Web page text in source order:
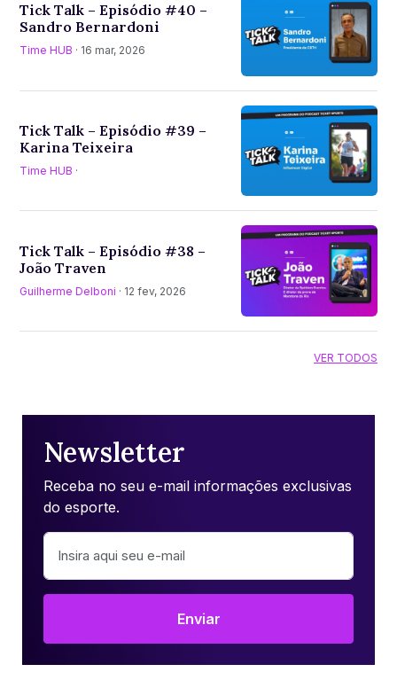
Tick Talk – Episódio #40 –
Sandro Bernardoni
Time HUB · 16 mar, 2026
Tick Talk – Episódio #39 –
Karina Teixeira
Time HUB ·
Tick Talk – Episódio #38 –
João Traven
Guilherme Delboni · 12 fev, 2026
VER TODOS
Newsletter
Receba no seu e-mail informações exclusivas
do esporte.
Enviar